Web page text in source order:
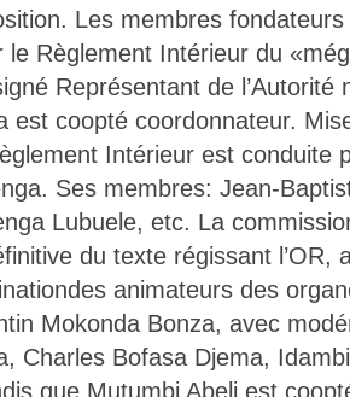
Les membres
le Règlement Intérieur du
Représentant de l’Autorité
est coopté coordonnateur.
Intérieur est conduite
Ses membres: Jean-
Lubuele, etc. La
du texte régissant l’OR,
animateurs des
Mokonda Bonza, avec
Charles Bofasa Djema,
que Mutumbi Abeli est